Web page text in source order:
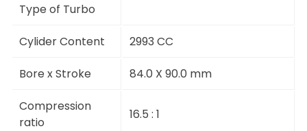
Type of Turbo
Cylider Content 2993 CC
Bore x Stroke 84.0 X 90.0 mm
Compression
ratio
16.5 : 1